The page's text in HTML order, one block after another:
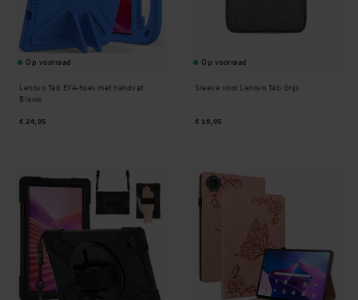
Op voorraad
Lenovo Tab EVA-hoes met handvat
Blauw
€ 24,95
Op voorraad
Sleeve voor Lenovo Tab Grijs
€ 19,95